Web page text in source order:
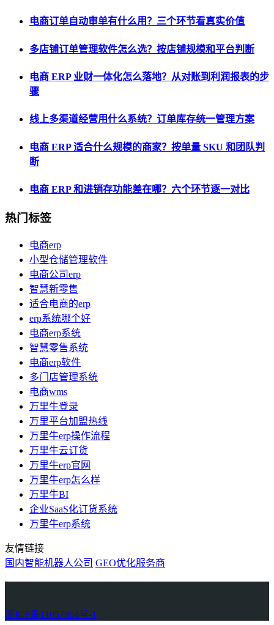
电商订单自动审单有什么用？三个环节看真实价值
多店铺订单管理软件怎么选？按店铺规模和平台判断
电商 ERP 业财一体化怎么落地？从对账到利润报表的步
骤
线上多渠道经营用什么系统？订单库存统一管理方案
电商 ERP 适合什么规模的商家？按单量 SKU 和团队判
断
电商 ERP 和进销存功能差在哪？六个环节逐一对比
热门标签
电商erp
小型仓储管理软件
电商公司erp
智慧新零售
适合电商的erp
erp系统哪个好
电商erp系统
智慧零售系统
电商erp软件
多门店管理系统
电商wms
万里牛登录
万里平台加盟热线
万里牛erp操作流程
万里牛云订货
万里牛erp官网
万里牛erp怎么样
万里牛BI
企业SaaS化订货系统
万里牛erp系统
友情链接
国内智能机器人公司 GEO优化服务商
浙ICP备11057864号-1